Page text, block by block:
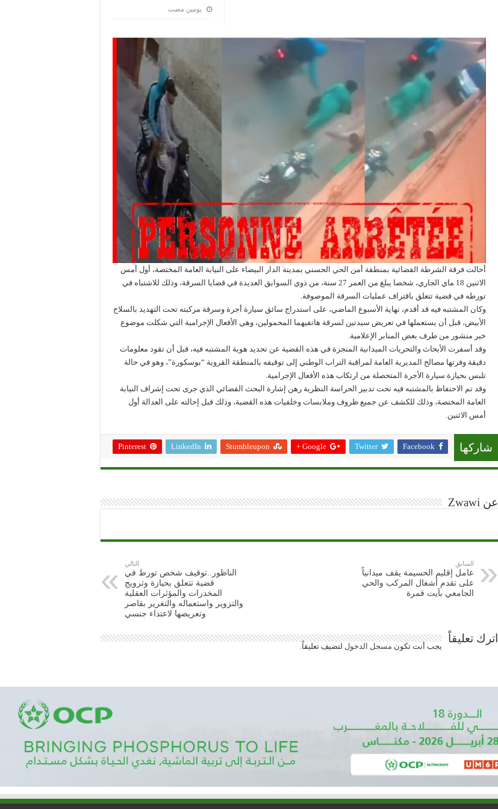
‏يومين مضت
أحالت فرقة الشرطة القضائية بمنطقة أمن الحي الحسني بمدينة الدار البيضاء على النيابة العامة المختصة، أول أمس
الاثنين 18 ماي الجاري، شخصا يبلغ من العمر 27 سنة، من ذوي السوابق العديدة في قضايا السرقة، وذلك للاشتباه في
تورطه في قضية تتعلق باقتراف عمليات السرقة الموصوفة.
وكان المشتبه فيه قد أقدم، نهاية الأسبوع الماضي، على استدراج سائق سيارة أجرة وسرقة مركبته تحت التهديد بالسلاح
الأبيض، قبل أن يستعملها في تعريض سيدتين لسرقة هاتفيهما المحمولين، وهي الأفعال الإجرامية التي شكلت موضوع
خبر منشور من طرف بعض المنابر الإعلامية.
وقد أسفرت الأبحاث والتحريات الميدانية المنجزة في هذه القضية عن تحديد هوية المشتبه فيه، قبل أن تقود معلومات
دقيقة وفرتها مصالح المديرية العامة لمراقبة التراب الوطني إلى توقيفه بالمنطقة القروية “بوسكورة”، وهو في حالة
تلبس بحيازة سيارة الأجرة المتحصلة من ارتكاب هذه الأفعال الإجرامية.
وقد تم الاحتفاظ بالمشتبه فيه تحت تدبير الحراسة النظرية رهن إشارة البحث القضائي الذي جرى تحت إشراف النيابة
العامة المختصة، وذلك للكشف عن جميع ظروف وملابسات وخلفيات هذه القضية، وذلك قبل إحالته على العدالة أول
أمس الاثنين.
شاركها Facebook
Twitter
Google +
Stumbleupon
LinkedIn
Pinterest
عن Zwawi
السابق
عامل إقليم الحسيمة يقف ميدانياً
على تقدم أشغال المركب والحي
الجامعي بآيت قمرة
التالي
الناظور..توقيف شخص تورط في
قضية تتعلق بحيازة وترويج
المخدرات والمؤثرات العقلية
والتزوير واستعماله والتغرير بقاصر
وتعريضها لاعتداء جنسي
اترك تعليقاً
يجب أنت تكون مسجل الدخول لتضيف تعليقاً.